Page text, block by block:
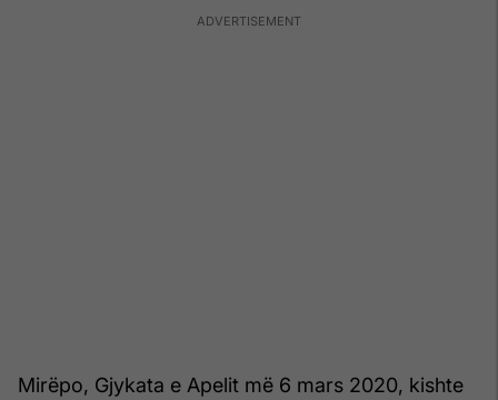
Mirëpo, Gjykata e Apelit më 6 mars 2020, kishte